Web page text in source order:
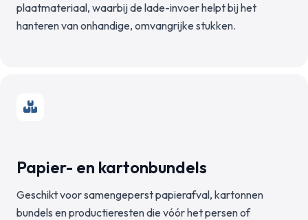
plaatmateriaal, waarbij de lade-invoer helpt bij het
hanteren van onhandige, omvangrijke stukken.
Papier- en kartonbundels
Geschikt voor samengeperst papierafval, kartonnen
bundels en productieresten die vóór het persen of